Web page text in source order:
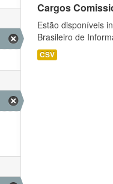
Cargos
Estão disponíveis
Brasileiro de
CSV